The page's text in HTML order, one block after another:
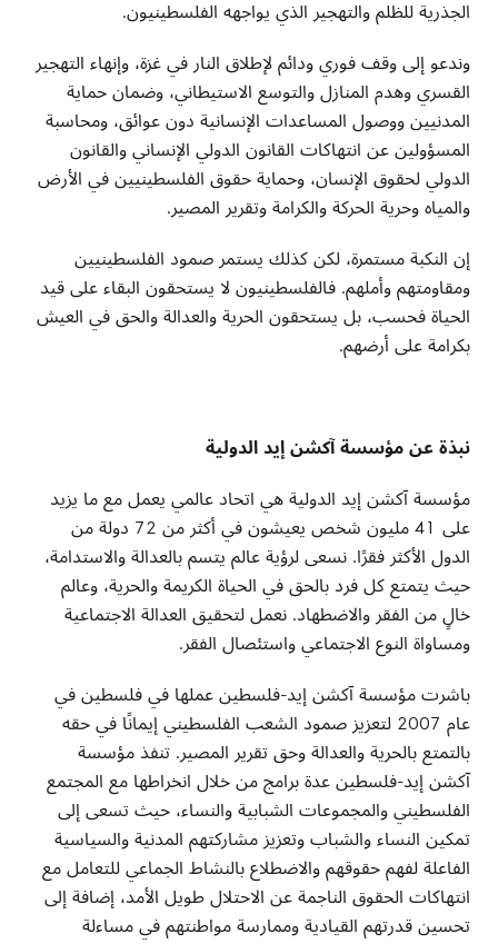
الجذرية للظلم والتهجير الذي يواجهه الفلسطينيون.
وندعو إلى وقف فوري ودائم لإطلاق النار في غزة، وإنهاء التهجير
القسري وهدم المنازل والتوسع الاستيطاني، وضمان حماية
المدنيين ووصول المساعدات الإنسانية دون عوائق، ومحاسبة
المسؤولين عن انتهاكات القانون الدولي الإنساني والقانون
الدولي لحقوق الإنسان، وحماية حقوق الفلسطينيين في الأرض
والمياه وحرية الحركة والكرامة وتقرير المصير.
إن النكبة مستمرة، لكن كذلك يستمر صمود الفلسطينيين
ومقاومتهم وأملهم. فالفلسطينيون لا يستحقون البقاء على قيد
الحياة فحسب، بل يستحقون الحرية والعدالة والحق في العيش
بكرامة على أرضهم.
نبذة عن مؤسسة آكشن إيد الدولية
مؤسسة آكشن إيد الدولية هي اتحاد عالمي يعمل مع ما يزيد
على 41 مليون شخص يعيشون في أكثر من 72 دولة من
الدول الأكثر فقرًا. نسعى لرؤية عالم يتسم بالعدالة والاستدامة،
حيث يتمتع كل فرد بالحق في الحياة الكريمة والحرية، وعالم
خالٍ من الفقر والاضطهاد. نعمل لتحقيق العدالة الاجتماعية
ومساواة النوع الاجتماعي واستئصال الفقر.
باشرت مؤسسة آكشن إيد-فلسطين عملها في فلسطين في
عام 2007 لتعزيز صمود الشعب الفلسطيني إيمانًا في حقه
بالتمتع بالحرية والعدالة وحق تقرير المصير. تنفذ مؤسسة
آكشن إيد-فلسطين عدة برامج من خلال انخراطها مع المجتمع
الفلسطيني والمجموعات الشبابية والنساء، حيث تسعى إلى
تمكين النساء والشباب وتعزيز مشاركتهم المدنية والسياسية
الفاعلة لفهم حقوقهم والاضطلاع بالنشاط الجماعي للتعامل مع
انتهاكات الحقوق الناجمة عن الاحتلال طويل الأمد، إضافة إلى
تحسين قدرتهم القيادية وممارسة مواطنتهم في مساءلة